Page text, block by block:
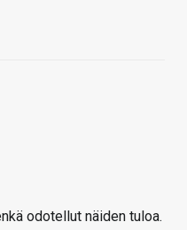
odotellut näiden tuloa.